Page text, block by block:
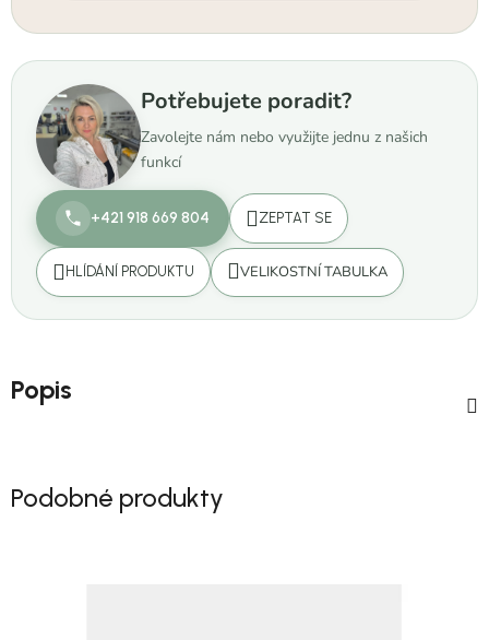
Potřebujete poradit?
Zavolejte nám nebo využijte jednu z našich
funkcí
+421 918 669 804 ZEPTAT SE
HLÍDÁNÍ PRODUKTU VELIKOSTNÍ TABULKA
Popis
Podobné produkty